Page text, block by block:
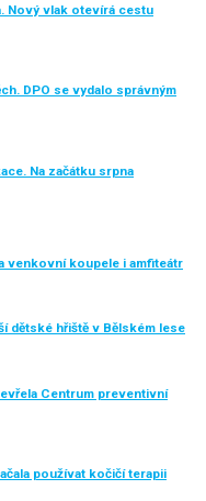
Nový vlak otevírá cestu
DPO se vydalo správným
Na začátku srpna
venkovní koupele i amfiteátr
dětské hřiště v Bělském lese
Centrum preventivní
používat kočičí terapii